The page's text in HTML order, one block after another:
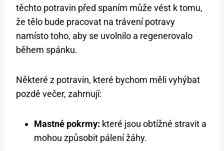
těchto potravin před spaním může vést k tomu,
že tělo bude pracovat na trávení potravy
namísto toho, aby se uvolnilo a regenerovalo
během spánku.
Některé z potravin, které bychom měli vyhýbat
pozdě večer, zahrnují:
Mastné pokrmy: které jsou obtížné stravit a
mohou způsobit pálení žáhy.